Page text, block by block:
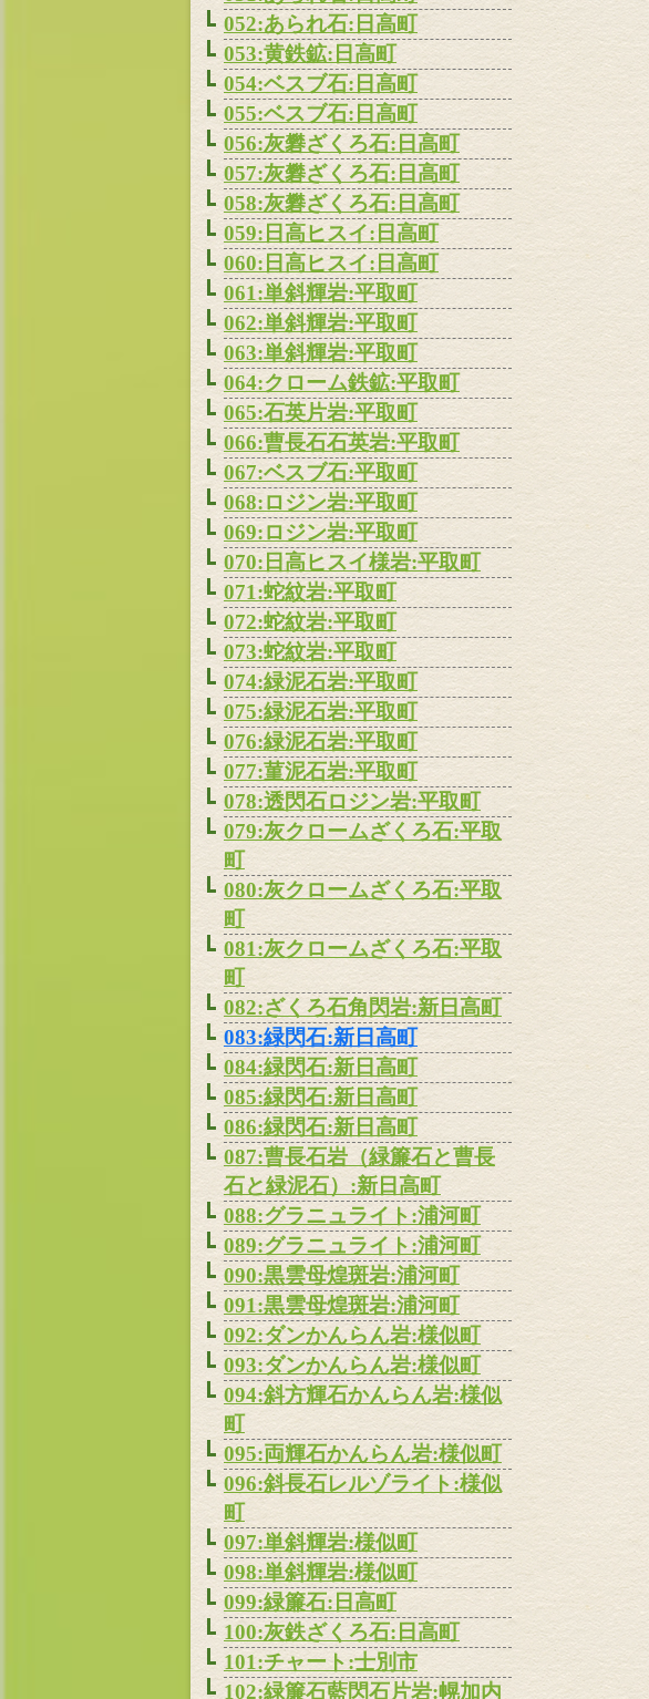
052:あられ石:日高町
053:黄鉄鉱:日高町
054:ベスブ石:日高町
055:ベスブ石:日高町
056:灰礬ざくろ石:日高町
057:灰礬ざくろ石:日高町
058:灰礬ざくろ石:日高町
059:日高ヒスイ:日高町
060:日高ヒスイ:日高町
061:単斜輝岩:平取町
062:単斜輝岩:平取町
063:単斜輝岩:平取町
064:クローム鉄鉱:平取町
065:石英片岩:平取町
066:曹長石石英岩:平取町
067:ベスブ石:平取町
068:ロジン岩:平取町
069:ロジン岩:平取町
070:日高ヒスイ様岩:平取町
071:蛇紋岩:平取町
072:蛇紋岩:平取町
073:蛇紋岩:平取町
074:緑泥石岩:平取町
075:緑泥石岩:平取町
076:緑泥石岩:平取町
077:菫泥石岩:平取町
078:透閃石ロジン岩:平取町
079:灰クロームざくろ石:平取
町
080:灰クロームざくろ石:平取
町
081:灰クロームざくろ石:平取
町
082:ざくろ石角閃岩:新日高町
083:緑閃石:新日高町
084:緑閃石:新日高町
085:緑閃石:新日高町
086:緑閃石:新日高町
087:曹長石岩（緑簾石と曹長
石と緑泥石）:新日高町
088:グラニュライト:浦河町
089:グラニュライト:浦河町
090:黒雲母煌斑岩:浦河町
091:黒雲母煌斑岩:浦河町
092:ダンかんらん岩:様似町
093:ダンかんらん岩:様似町
094:斜方輝石かんらん岩:様似
町
095:両輝石かんらん岩:様似町
096:斜長石レルゾライト:様似
町
097:単斜輝岩:様似町
098:単斜輝岩:様似町
099:緑簾石:日高町
100:灰鉄ざくろ石:日高町
101:チャート:士別市
102:緑簾石藍閃石片岩:幌加内